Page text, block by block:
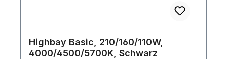
Highbay Basic, 210/160/110W,
4000/4500/5700K, Schwarz